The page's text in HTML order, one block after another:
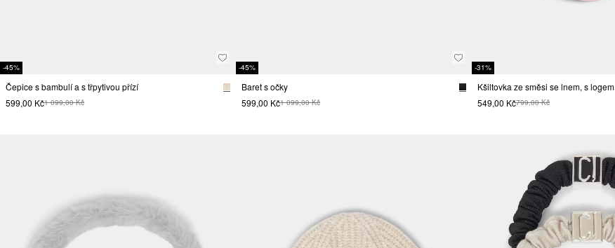
-45%
Čepice s bambulí a s třpytivou přízí
599,00 Kč1 099,00 Kč
-45%
Baret s očky
599,00 Kč1 099,00 Kč
-31%
Kšiltovka ze směsi se lnem, s logem
549,00 Kč799,00 Kč